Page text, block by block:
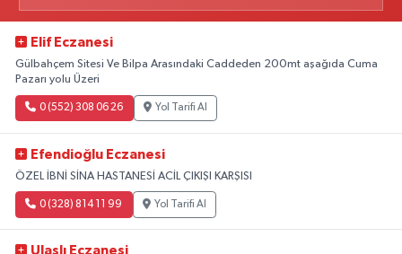
Elif Eczanesi
Gülbahçem Sitesi Ve Bilpa Arasındaki Caddeden 200mt aşağıda Cuma
Pazarı yolu Üzeri
0 (552) 308 06 26 Yol Tarifi Al
Efendioğlu Eczanesi
ÖZEL İBNİ SİNA HASTANESİ ACİL ÇIKIŞI KARŞISI
0 (328) 814 11 99 Yol Tarifi Al
Ulaşlı Eczanesi